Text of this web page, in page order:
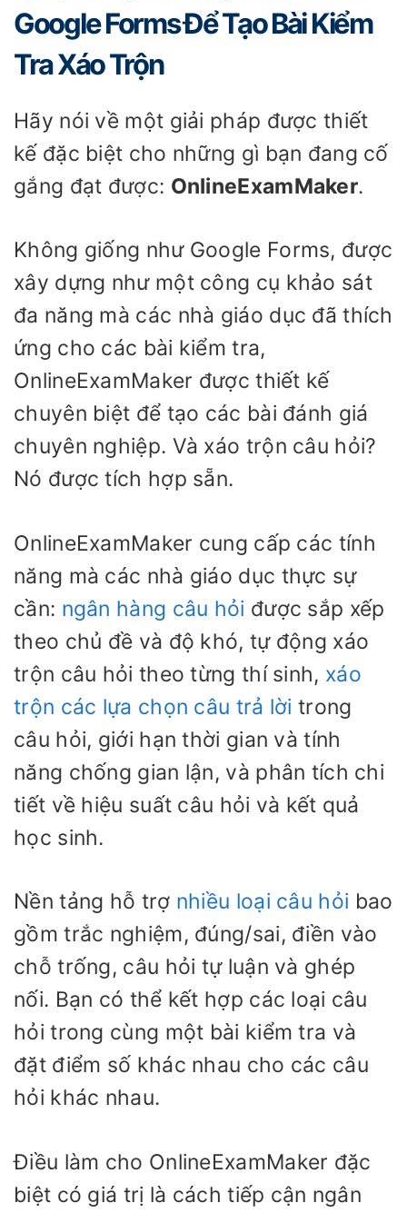
Google Forms Để Tạo Bài Kiểm
Tra Xáo Trộn
Hãy nói về một giải pháp được thiết
kế đặc biệt cho những gì bạn đang cố
gắng đạt được: OnlineExamMaker.
Không giống như Google Forms, được
xây dựng như một công cụ khảo sát
đa năng mà các nhà giáo dục đã thích
ứng cho các bài kiểm tra,
OnlineExamMaker được thiết kế
chuyên biệt để tạo các bài đánh giá
chuyên nghiệp. Và xáo trộn câu hỏi?
Nó được tích hợp sẵn.
OnlineExamMaker cung cấp các tính
năng mà các nhà giáo dục thực sự
cần: ngân hàng câu hỏi được sắp xếp
theo chủ đề và độ khó, tự động xáo
trộn câu hỏi theo từng thí sinh, xáo
trộn các lựa chọn câu trả lời trong
câu hỏi, giới hạn thời gian và tính
năng chống gian lận, và phân tích chi
tiết về hiệu suất câu hỏi và kết quả
học sinh.
Nền tảng hỗ trợ nhiều loại câu hỏi bao
gồm trắc nghiệm, đúng/sai, điền vào
chỗ trống, câu hỏi tự luận và ghép
nối. Bạn có thể kết hợp các loại câu
hỏi trong cùng một bài kiểm tra và
đặt điểm số khác nhau cho các câu
hỏi khác nhau.
Điều làm cho OnlineExamMaker đặc
biệt có giá trị là cách tiếp cận ngân